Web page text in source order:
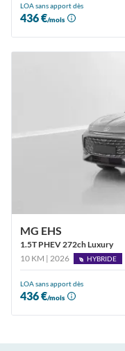
LOA sans apport dès
436 €/mois
MG EHS
1.5T PHEV 272ch Luxury
10 KM | 2026
HYBRIDE
LOA sans apport dès
436 €/mois